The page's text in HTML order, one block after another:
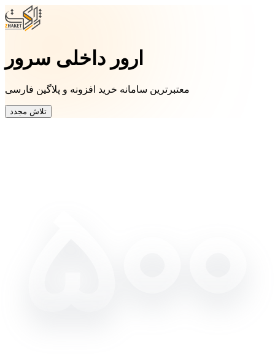
ارور داخلی سرور
معتبرترین سامانه خرید افزونه و پلاگین فارسی
تلاش مجدد